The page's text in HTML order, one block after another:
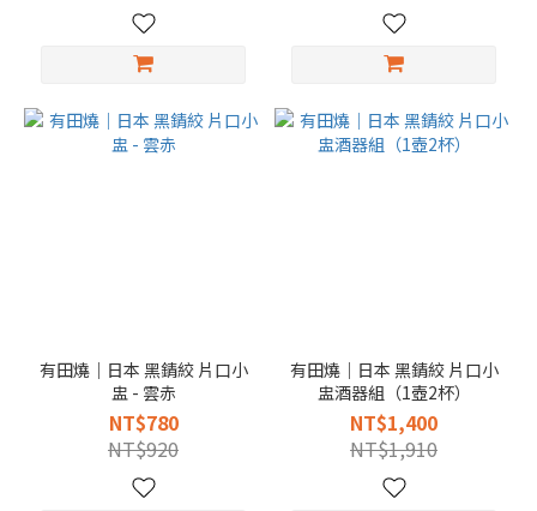
有田燒｜日本 黑錆絞 片口小
盅 - 雲赤
NT$780
NT$920
有田燒｜日本 黑錆絞 片口小
盅酒器組（1壺2杯）
NT$1,400
NT$1,910